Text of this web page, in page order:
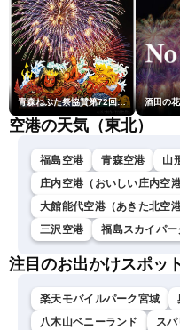
青森ねぶた祭協賛第72回青森花火大会 酒田の
空港の天気（東北）
福島空港 青森空港
山
庄内空港（おいしい庄内空港
大館能代空港（あきた北空港
三沢空港
福島スカイパー
注目のお出かけスポッ
楽天モバイルパーク宮城
八木山ベニーランド
ス